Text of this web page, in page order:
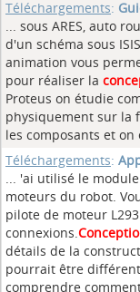
Téléchargements:
... sous ARES, auto
d'un schéma sous
animation vous
pour réaliser la
Proteus on étudie
physiquement sur la
les composants et
Téléchargements:
... 'ai utilisé le
moteurs du robot.
pilote de moteur
connexions.
détails de la
pourrait être
comprendre